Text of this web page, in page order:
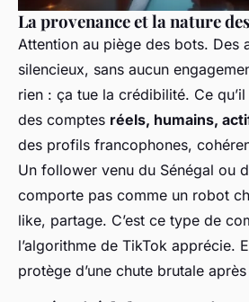
La provenance et la nature
Attention au piège des bots. Des
silencieux, sans aucun
rien : ça tue la crédibilité. Ce
des comptes réels, humains,
des profils francophones,
Un follower venu du Sénégal ou
comporte pas comme un robot
like, partage. C’est ce type de
l’algorithme de TikTok apprécie.
protège d’une chute brutale après